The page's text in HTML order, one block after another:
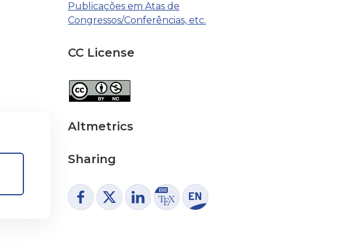
Publicações em Atas de
Congressos/Conferências, etc.
CC License
Altmetrics
Sharing